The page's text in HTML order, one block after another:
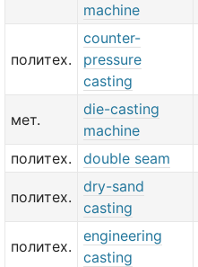
machine
политех.
counter-
pressure
casting
мет.
die-casting
machine
политех.
double seam
политех.
dry-sand
casting
политех.
engineering
casting